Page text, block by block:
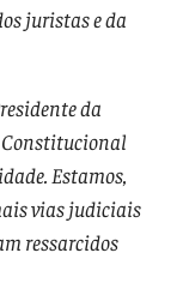
juristas e da
da
Constitucional
Estamos,
vias judiciais
ressarcidos